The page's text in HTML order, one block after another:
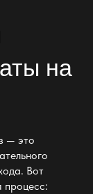
на
— это
Вот
процесс: